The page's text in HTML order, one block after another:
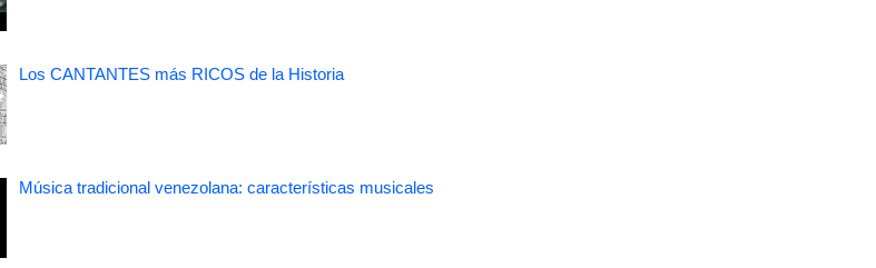
Los CANTANTES más RICOS de la Historia
Música tradicional venezolana: características musicales